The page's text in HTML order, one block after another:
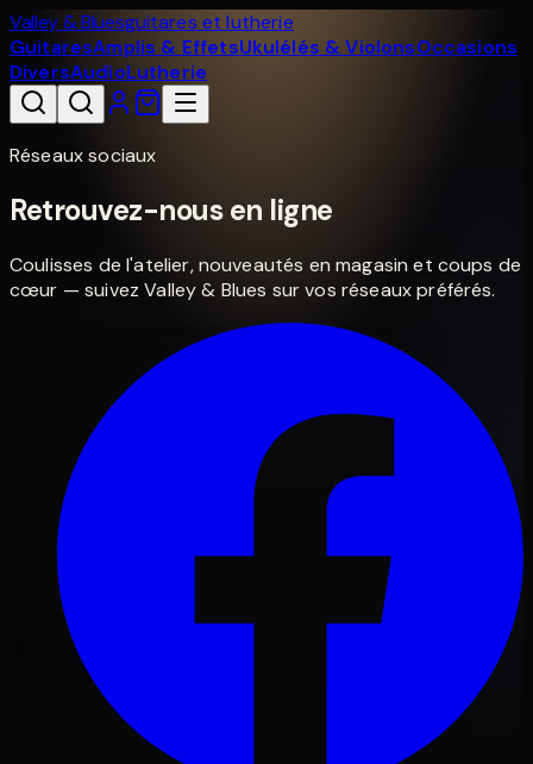
Valley & Bluesguitares et lutherie
GuitaresAmplis & EffetsUkulélés & ViolonsOccasions
DiversAudioLutherie
Réseaux sociaux
Retrouvez-nous en ligne
Coulisses de l'atelier, nouveautés en magasin et coups de
cœur — suivez Valley & Blues sur vos réseaux préférés.